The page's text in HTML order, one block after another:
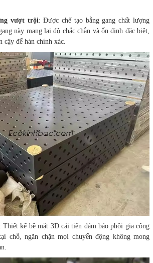
vượt trội: Được chế tạo bằng gang chất lượng
này mang lại độ chắc chắn và ổn định đặc biệt,
cậy để hàn chính xác.
Thiết kế bề mặt 3D cải tiến đảm bảo phôi gia công
chỗ, ngăn chặn mọi chuyển động không mong